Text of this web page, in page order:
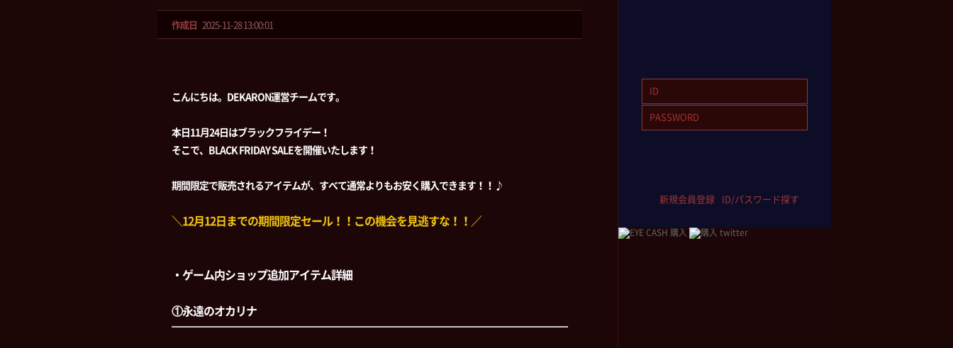
作成日 2025-11-28 13:00:01
こんにちは。DEKARON運営チームです。
本日11月24日はブラックフライデー！
そこで、BLACK FRIDAY SALEを開催いたします！
期間限定で販売されるアイテムが、すべて通常よりもお安く購入できます！！♪
＼12月12日までの期間限定セール！！この機会を見逃すな！！／
・ゲーム内ショップ追加アイテム詳細
①永遠のオカリナ
新規会員登録 ID/パスワード探す